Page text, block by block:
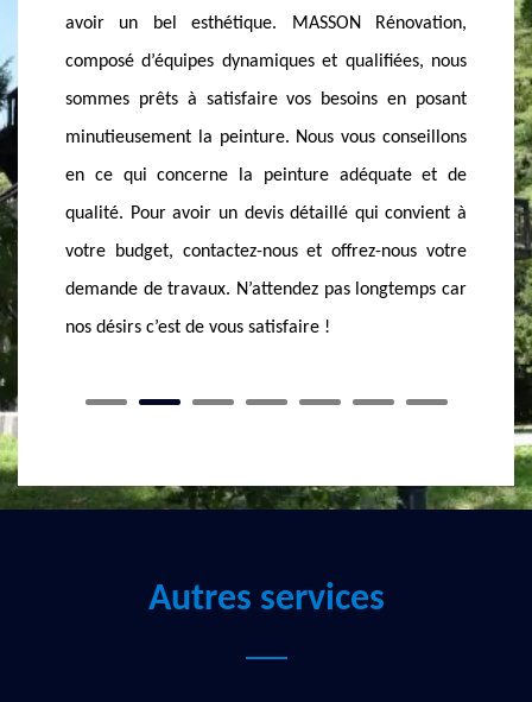
nous
posant
et de
à
votre
car
que vous avez choisis. Avec nos années
d’expériences et nos solides compétences, notre
équipe vous aide à ressortir une peinture bien
posée suivant les tendances modernes actuelle.
Que vous soyez une entreprise ou un particulier, il
vous suffit de nous contacter pour plus amples
informations. Nous sommes disponibles à vous
octroyer un devis détaillé, abordable et convenable
à votre demande.
ce
de
qu’un
savoir
de nos
Autres services